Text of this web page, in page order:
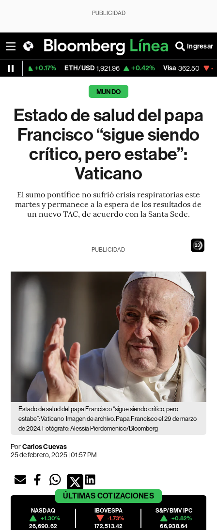
PUBLICIDAD
Ingresar
ETH/USD 1,921.96 +0.42% Visa 362.50 -2.15%
MUNDO
Estado de salud del papa
Francisco “sigue siendo
crítico, pero estabe”:
Vaticano
El sumo pontífice no sufrió crisis respiratorias este
martes y permanece a la espera de los resultados de
un nuevo TAC, de acuerdo con la Santa Sede.
22
PUBLICIDAD
Estado de salud del papa Francisco “sigue siendo crítico, pero
estabe”: Vaticano Imagen de archivo. Papa Francisco el 29 de marzo
de 2024. Fotógrafo: Alessia Pierdomenico/Bloomberg
PorCarlos Cuevas
25 de febrero, 2025 | 01:57 PM
ÚLTIMAS COTIZACIONES
NASDAQ
+1.30%
26,690.62
IBOVESPA
-1.73%
172,513.42
S&P/BMV IPC
+0.82%
66,938.64